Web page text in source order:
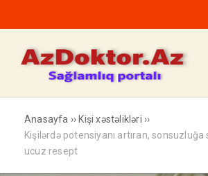
Anasayfa ›› Kişi xəstəlikləri ››
Kişilərdə potensiyanı artıran, sonsuzluğa
ucuz resept